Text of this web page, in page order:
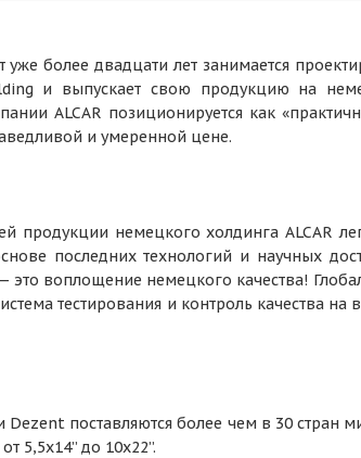
более двадцати лет занимается
и выпускает свою продукцию на
ALCAR позиционируется как
и умеренной цене.
продукции немецкого холдинга ALCAR
последних технологий и научных
воплощение немецкого качества!
тестирования и контроль качества
Dezent поставляются более чем в 30
5,5х14” до 10х22”.